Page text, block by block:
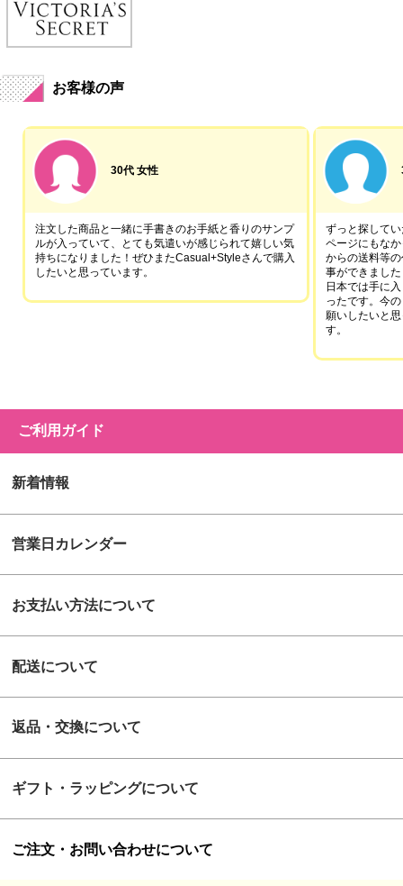
お客様の声
30代 女性
注文した商品と一緒に手書きのお手紙と香りのサンプ
ルが入っていて、とても気遣いが感じられて嬉しい気
持ちになりました！ぜひまたCasual+Styleさんで購入
したいと思っています。
ずっと探して
ページにもな
からの送料等
事ができました
日本では手に
ったです。今
願いしたいと
す。
ご利用ガイド
新着情報
営業日カレンダー
お支払い方法について
配送について
返品・交換について
ギフト・ラッピングについて
ご注文・お問い合わせについて